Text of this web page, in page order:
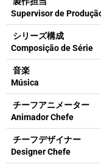
Supervisor de
シリーズ構成
Composição de Série
音楽
Música
チーフアニメーター
Animador Chefe
チーフデザイナー
Designer Chefe